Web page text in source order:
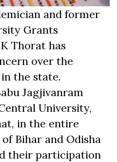
and former
Grants
Thorat has
over the
the state.
Jagjivanram
University,
in the entire
Bihar and Odisha
their participation